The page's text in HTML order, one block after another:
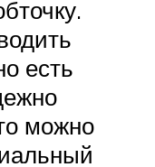
есть
можно